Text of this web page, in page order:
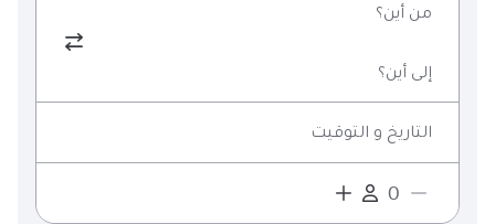
من أين؟
إلى أين؟
التاريخ و التوقيت